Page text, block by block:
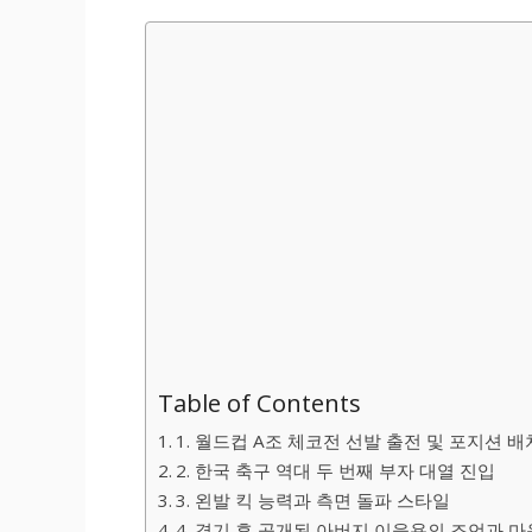
Table of Contents
1. 월드컵 A조 체코전 선발 출전 및 포지션 배
2. 한국 축구 역대 두 번째 부자 대열 진입
3. 왼발 킥 능력과 측면 돌파 스타일